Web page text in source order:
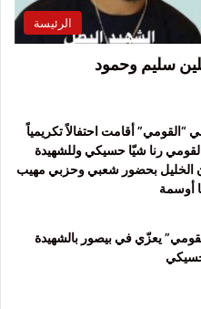
الرئيسة
سليم وحمود
“القومي” أقامت احتفالاً تكريمياً
رنا شيّا حسيكي وللشهيدة
الخليل بحضور شعبي وحزبي مهيب
أوسمة
يعزّي في بيصور بالشهيدة
حسيكي